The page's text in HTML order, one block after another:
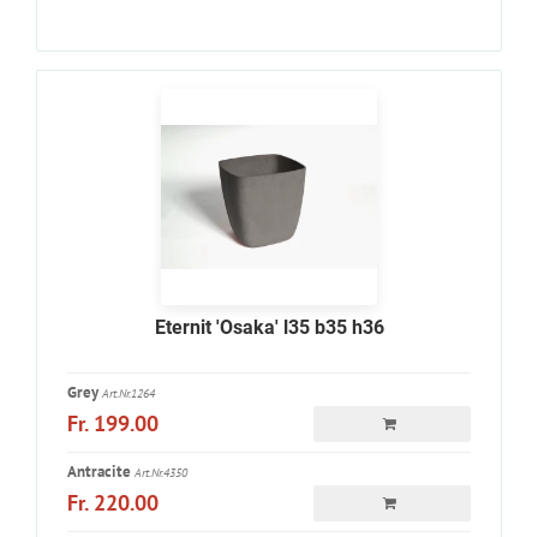
Eternit 'Osaka' l35 b35 h36
Grey Art.Nr.1264
Fr. 199.00
Antracite Art.Nr.4350
Fr. 220.00